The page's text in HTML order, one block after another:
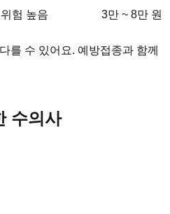
험 높음 3만 ~ 8만 원
를 수 있어요. 예방접종과 함께
수의사